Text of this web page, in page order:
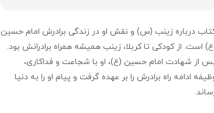
درباره زینب (س) و نقش او در زندگی برادرش امام حسین
است. از کودکی تا کربلا، زینب همیشه همراه برادرانش بود.
از شهادت امام حسین (ع)، او با شجاعت و فداکاری،
ادامه راه برادرش را بر عهده گرفت و پیام او را به دنیا